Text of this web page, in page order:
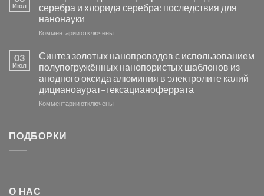
фотокаталитической
активности
Хлорида
Серебра-
в
видимом
свете
с
помощью
модификации
Июл
серебра и хлорида серебра: последствия для
нанонауки
Комментариик
серебра
с
электродов
серебра
и
отключены
03
Июл
Синтез золотых нанопроводов с использованием
полупогружённых нанопористых шаблонов из
анодного оксида алюминия в электролите калий
дицианоаурат–гексацианоферрата
Комментариикотключены
ПОДБОРКИ
О НАС